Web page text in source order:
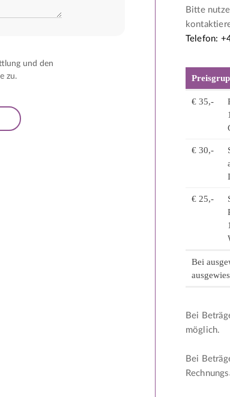
und den
zu.
Bitte
Telefon:
€ 35,-
€ 30,-
€ 25,-
Bei
Bei
möglich.
Bei